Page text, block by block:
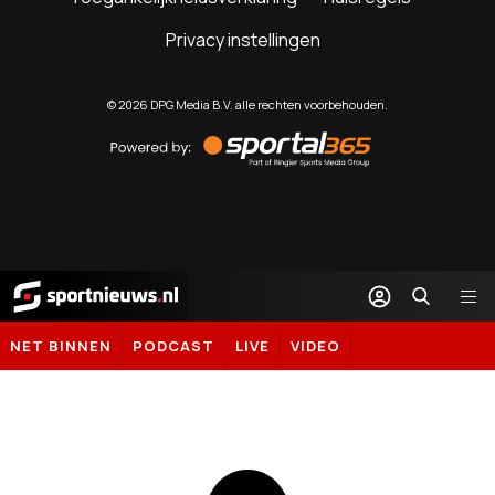
Privacy instellingen
©2026 DPG Media B.V. alle rechten voorbehouden.
by
Sportal365
Sportnieuws.nl
NET BINNEN PODCAST LIVE VIDEO